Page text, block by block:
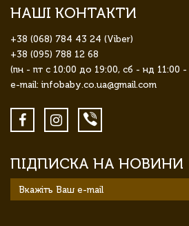
НАШІ КОНТАКТИ
+38 (068) 784 43 24 (Viber)
+38 (095) 788 12 68
(пн - пт с 10:00 до 19:00, сб - нд 11:00 -
e-mail: infobaby.co.ua@gmail.com
ПІДПИСКА НА НОВИНИ